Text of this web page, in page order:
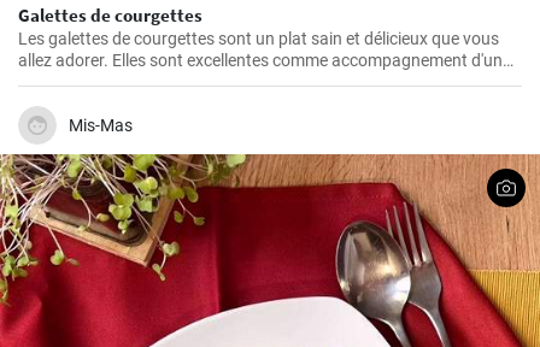
Galettes de courgettes
Les galettes de courgettes sont un plat sain et délicieux que vous
allez adorer. Elles sont excellentes comme accompagnement d'un
plat principal ou comme plat indépendant avec votre sauce à
trempette préférée.
Mis-Mas